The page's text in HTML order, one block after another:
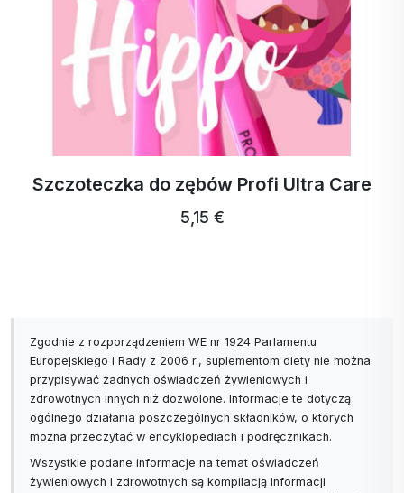
Szczoteczka do zębów Profi Ultra Care
5,15 €
Zgodnie z rozporządzeniem WE nr 1924 Parlamentu
Europejskiego i Rady z 2006 r., suplementom diety nie można
przypisywać żadnych oświadczeń żywieniowych i
zdrowotnych innych niż dozwolone. Informacje te dotyczą
ogólnego działania poszczególnych składników, o których
można przeczytać w encyklopediach i podręcznikach.
Wszystkie podane informacje na temat oświadczeń
żywieniowych i zdrowotnych są kompilacją informacji